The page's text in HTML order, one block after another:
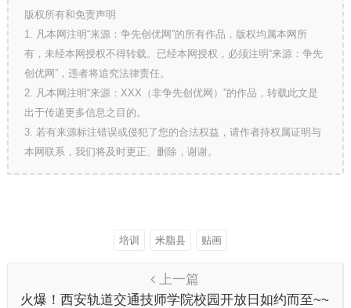
版权所有和免责声明
1. 凡本网注明“来源：争先创优网”的所有作品，版权均属本网所
有，未经本网授权不得转载。已经本网授权，必须注明“来源：争先
创优网”，违者将追究法律责任。
2. 凡本网注明“来源：XXX（非争先创优网）”的作品，转载此文是
出于传递更多信息之目的。
3. 若有来源标注错误或侵犯了您的合法权益，请作者持权属证明与
本网联系，我们将及时更正、删除，谢谢。
培训 米脂县 贴画
上一篇
火爆！西安轨道交通技师学院校园开放日如约而至~~